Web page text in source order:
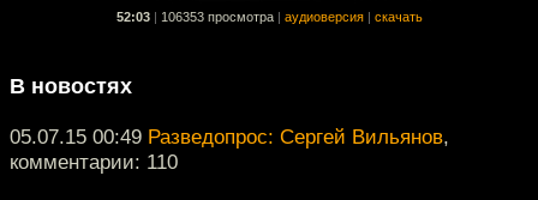
52:03 106353 просмотра аудиоверсия скачать
В новостях
05.07.15 00:49 Разведопрос: Сергей Вильянов,
комментарии: 110